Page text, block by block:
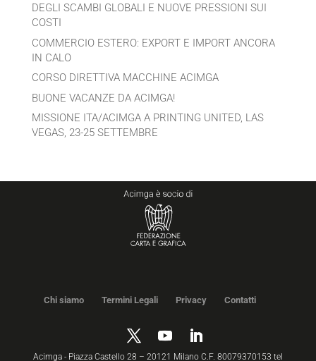
DEGLI SCAMBI GLOBALI E NUOVE PRESSIONI SUI
COSTI
COMMERCIO ESTERO: EXPORT E IMPORT ANCORA
IN CALO
CORSO DIRETTIVA MACCHINE ACIMGA
BUONE VACANZE DA ACIMGA!
MISSIONE ITA/ACIMGA A PRINTING UNITED, LAS
VEGAS, 23-25 SETTEMBRE
Chi siamo Termini Legali Privacy Contatti
Acimga - Piazza Castello 28 – 20121 Milano C.F. 80079370153 tel